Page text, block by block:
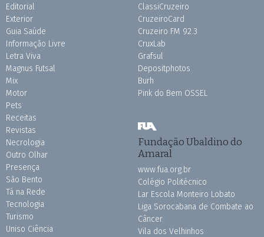
Editorial
Exterior
Guia Saúde
Informação Livre
Letra Viva
Magnus Futsal
Mix
Motor
Pets
Receitas
Revistas
Necrologia
Outro Olhar
Presença
São Bento
Tá na Rede
Tecnologia
Turismo
Uniso Ciência
ClassiCruzeiro
CruzeiroCard
Cruzeiro FM 92.3
CruxLab
Grafsul
Depositphotos
Burh
Pink do Bem OSSEL
Fundação Ubaldino do
Amaral
www.fua.org.br
Colégio Politécnico
Lar Escola Monteiro Lobato
Liga Sorocabana de Combate ao
Câncer
Vila dos Velhinhos